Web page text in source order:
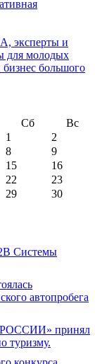
эксперты и
для молодых
большого
Сб Вс
1
2
8
9
15
16
22
23
29
30
Системы
автопробега
РОССИИ» принял
туризму.